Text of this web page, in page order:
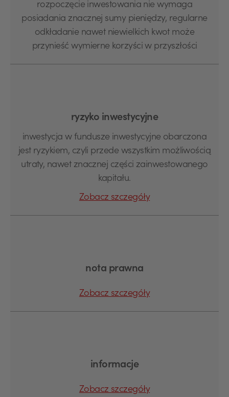
rozpoczęcie inwestowania nie wymaga
posiadania znacznej sumy pieniędzy, regularne
odkładanie nawet niewielkich kwot może
przynieść wymierne korzyści w przyszłości
ryzyko inwestycyjne
inwestycja w fundusze inwestycyjne obarczona
jest ryzykiem, czyli przede wszystkim możliwością
utraty, nawet znacznej części zainwestowanego
kapitału.
Zobacz szczegóły
nota prawna
Zobacz szczegóły
informacje
Zobacz szczegóły